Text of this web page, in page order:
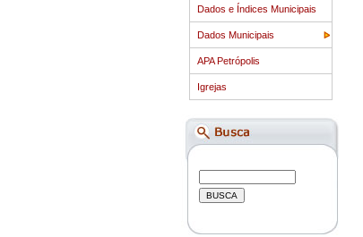
Dados e Índices Municipais
Dados Municipais
APA Petrópolis
Igrejas